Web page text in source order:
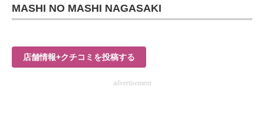
MASHI NO MASHI NAGASAKI
店舗情報+クチコミを投稿する
advertisement